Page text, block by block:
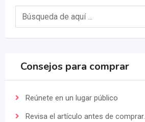
Consejos para comprar
Reúnete en un lugar público
Revisa el artículo antes de comprar.